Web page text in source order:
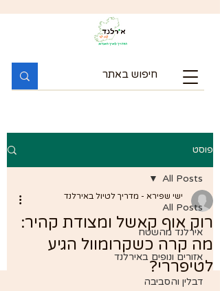
פוסט
All Posts
אירלנד מהשטח
אזורים ונופים באירלנד
דבלין והסביבה
All Posts
רוק אוף קאשל ומצודת קהיר:
מה קרה כשקרומוול הגיע
לטיפררי?
ישי שפירא - מדריך לטיול באירלנד